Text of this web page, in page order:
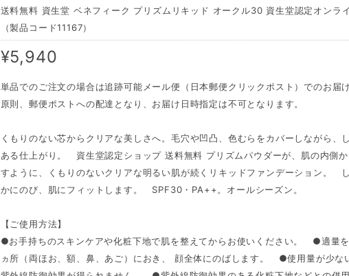
送料無料 資生堂 ベネフィーク プリズムリキッド オークル30 資生堂認定オンラ
（製品コード11167）
¥5,940
単品でのご注文の場合は追跡可能メール便（日本郵便クリックポスト）でのお届
原則、郵便ポストへの配達となり、お届け日時指定は不可となります。
くもりのない芯からクリアな美しさへ。毛穴や凹凸、色むらをカバーしながら、
ある仕上がり。 資生堂認定ショップ 送料無料 プリズムパウダーが、肌の内側か
すように、くもりのないクリアな明るい肌が続くリキッドファンデーション。
かにのび、肌にフィットします。 SPF30・PA++。オールシーズン。
【ご使用方法】
●お手持ちのスキンケアや化粧下地で肌を整えてからお使いください。 ●適量を
ヵ所（両ほお、額、鼻、あご）におき、 顔全体にのばします。 ●使用量が少な